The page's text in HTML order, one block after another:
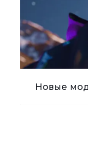
Новые